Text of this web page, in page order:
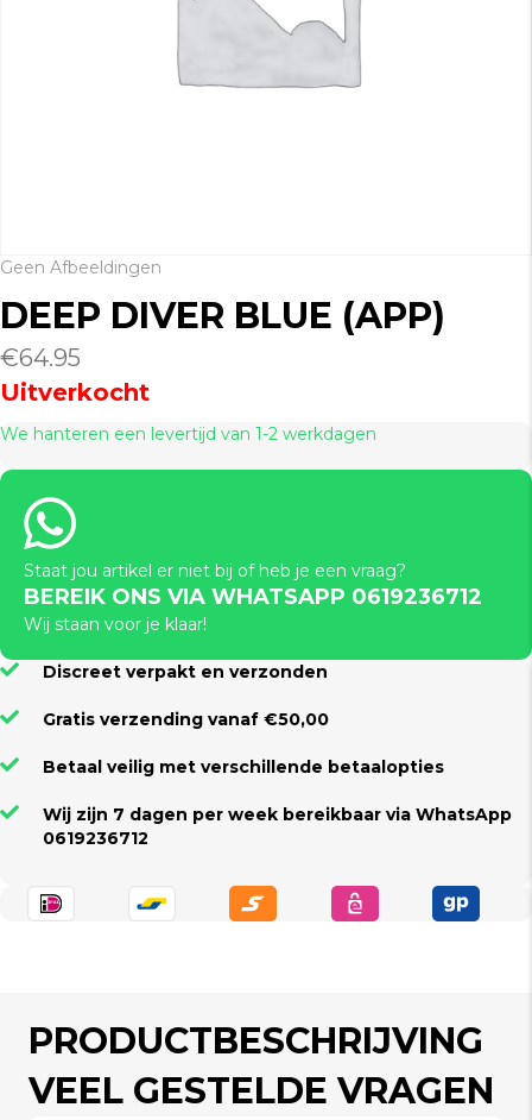
Geen Afbeeldingen
DEEP DIVER BLUE (APP)
€64.95
Uitverkocht
We hanteren een levertijd van 1-2 werkdagen
Staat jou artikel er niet bij of heb je een vraag?
BEREIK ONS VIA WHATSAPP 0619236712
Wij staan voor je klaar!
Discreet verpakt en verzonden
Gratis verzending vanaf €50,00
Betaal veilig met verschillende betaalopties
Wij zijn 7 dagen per week bereikbaar via WhatsApp
0619236712
PRODUCTBESCHRIJVING
VEEL GESTELDE VRAGEN